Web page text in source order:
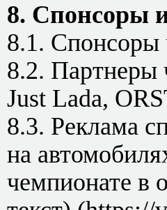
8. Спонсоры
8.1. Спонсоры
8.2. Партнеры
Just Lada,
8.3. Реклама
на
чемпионате в